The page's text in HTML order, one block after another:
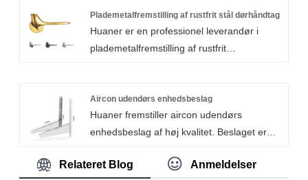
bekvemme.
24/7, klar til hurtigt at svare på dine
forespørgsler og give professionel
rådgivning og løsninger. Vi lover at støtte dit
skaber en lys fremtid sammen. Kontakt os
nu og lad Huaner blive din betroede partner
inden for fremstilling af CNC
Plademetalfremstilling af rustfrit stål dørhåndtag
Huaner er en professionel leverandør i
plademetalfremstilling af rustfrit
stålindgangsdør hardware. Vores
plademetalfremstillingstjenester spænder
fra prototype med lavt volumen til
betydelige omkostningsbesparelser.
Aircon udendørs enhedsbeslag
Huaner fremstiller aircon udendørs
enhedsbeslag af høj kvalitet. Beslaget er
på 250 kg. Overfladen er beskyttet af
Relateret Blog Anmeldelser